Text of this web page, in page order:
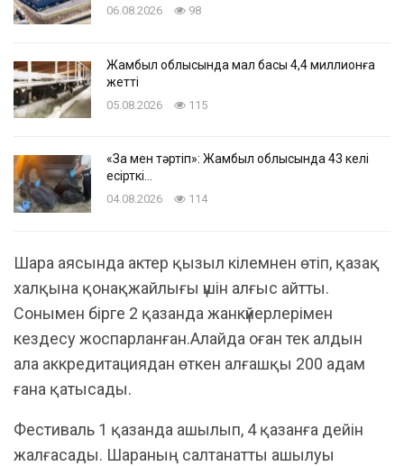
06.08.2026 98
Жамбыл облысында мал басы 4,4 миллионға
жетті
05.08.2026 115
«Заң мен тәртіп»: Жамбыл облысында 43 келі
есірткі…
04.08.2026 114
Шара аясында актер қызыл кілемнен өтіп, қазақ
халқына қонақжайлығы үшін алғыс айтты.
Сонымен бірге 2 қазанда жанкүйерлерімен
кездесу жоспарланған.Алайда оған тек алдын
ала аккредитациядан өткен алғашқы 200 адам
ғана қатысады.
Фестиваль 1 қазанда ашылып, 4 қазанға дейін
жалғасады. Шараның салтанатты ашылуы